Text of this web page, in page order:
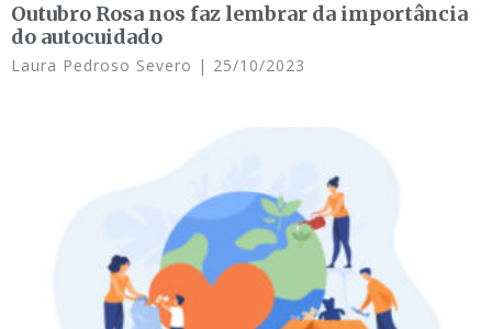
Outubro Rosa nos faz lembrar da importância
do autocuidado
Laura Pedroso Severo 25/10/2023